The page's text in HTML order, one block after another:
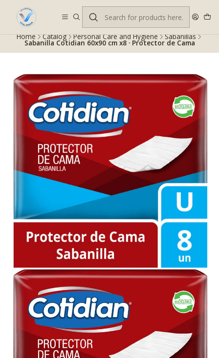
Despacho gratis en RM desde $100.000. Revisa las condiciones.
Home Catalog Personal Care and Hygiene Sabanillas
Sabanilla Cotidian 60x90 cm x8 · Protector de Cama